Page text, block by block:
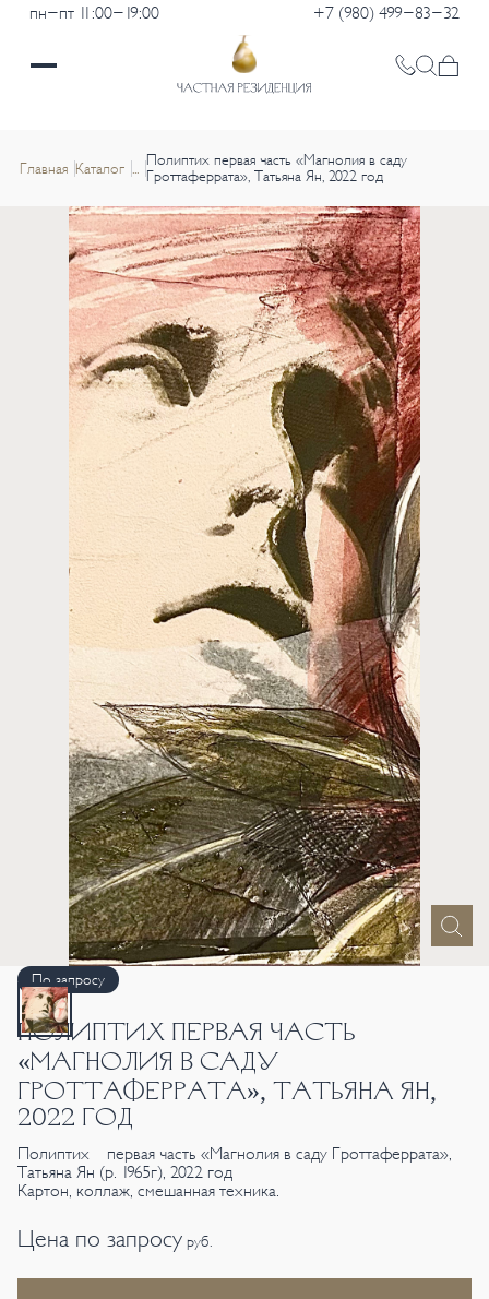
пн-пт 11:00-19:00 +7 (980) 499-83-32
Главная Каталог
Полиптих первая часть «Магнолия в саду
Гроттаферрата», Татьяна Ян, 2022 год
По запросу
ПОЛИПТИХ ПЕРВАЯ ЧАСТЬ
«МАГНОЛИЯ В САДУ
ГРОТТАФЕРРАТА», ТАТЬЯНА ЯН,
2022 ГОД
Полиптих первая часть «Магнолия в саду Гроттаферрата»,
Татьяна Ян (р. 1965г), 2022 год
Картон, коллаж, смешанная техника.
Цена по запросу руб.